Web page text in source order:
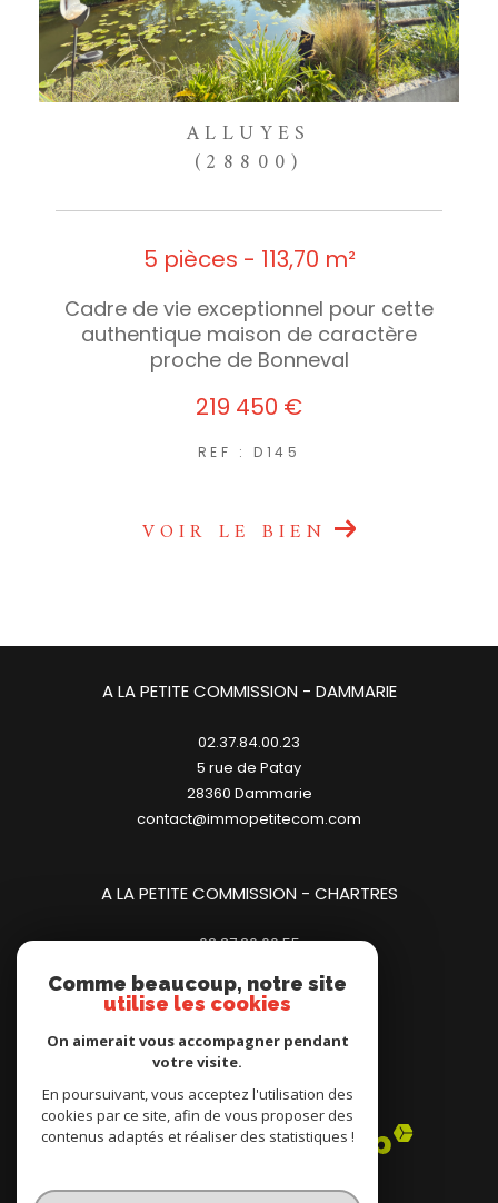
ALLUYES
(28800)
5 pièces - 113,70 m²
Cadre de vie exceptionnel pour cette
authentique maison de caractère
proche de Bonneval
219 450 €
REF : D145
VOIR LE BIEN
A LA PETITE COMMISSION - CHARTRES
02.37.20.00.55
28000 chartres
A LA PETITE COMMISSION - DAMMARIE
02.37.84.00.23
5 rue de Patay
28360
dammarie
contact@immopetitecom.com
Adhérents
Comme beaucoup, notre site
utilise les cookies
On aimerait vous accompagner pendant
votre visite.
En poursuivant, vous acceptez l'utilisation des
cookies par ce site, afin de vous proposer des
contenus adaptés et réaliser des statistiques !